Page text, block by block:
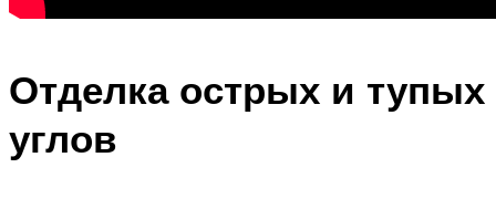
Отделка острых и тупых
углов